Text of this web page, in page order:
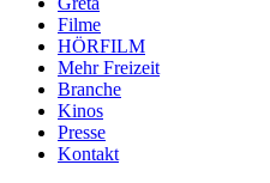
Filme
HÖRFILM
Mehr Freizeit
Branche
Kinos
Presse
Kontakt